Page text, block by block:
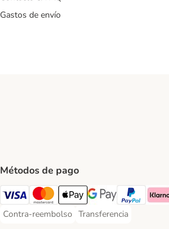
Gastos de envío
Métodos de pago
Visa Payment Method
Mastercard Payment Method
Apple Pay Payment Method
Google Pay Payment
PayPal
Contra-reembolso
Contra-reembolso Payment Method
Transferencia
Transferencia Payment